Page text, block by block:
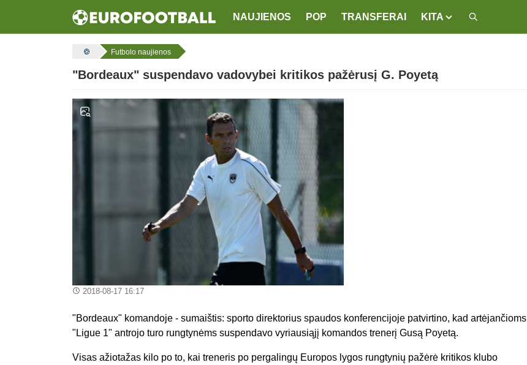
NAUJIENOS POP TRANSFERAI KITA
Futbolo naujienos
"Bordeaux" suspendavo vadovybei kritikos pažėrusį G. Poyetą
2018-08-17 16:17
"Bordeaux" komandoje - sumaištis: sporto direktorius spaudos konferencijoje patvirtino, kad artėjančioms
"Ligue 1" antrojo turo rungtynėms suspendavo vyriausiąjį komandos trenerį Gusą Poyetą.
Visas ažiotažas kilo po to, kai treneris po pergalingų Europos lygos rungtynių pažėrė kritikos klubo